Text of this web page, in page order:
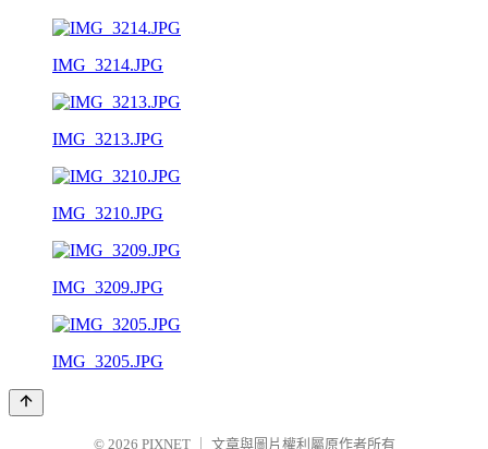
IMG_3214.JPG
IMG_3213.JPG
IMG_3210.JPG
IMG_3209.JPG
IMG_3205.JPG
© 2026 PIXNET 文章與圖片權利屬原作者所有